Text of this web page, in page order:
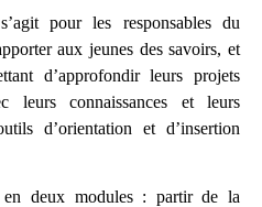
pour les responsables du
aux jeunes des savoirs, et
d’approfondir leurs projets
leurs connaissances et leurs
d’orientation et d’insertion
en deux modules : partir de la